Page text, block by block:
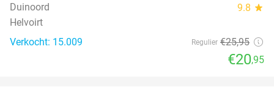
Duinoord 9.8 star
Helvoirt
Verkocht: 15.009
Regulier €25,95
€20,95